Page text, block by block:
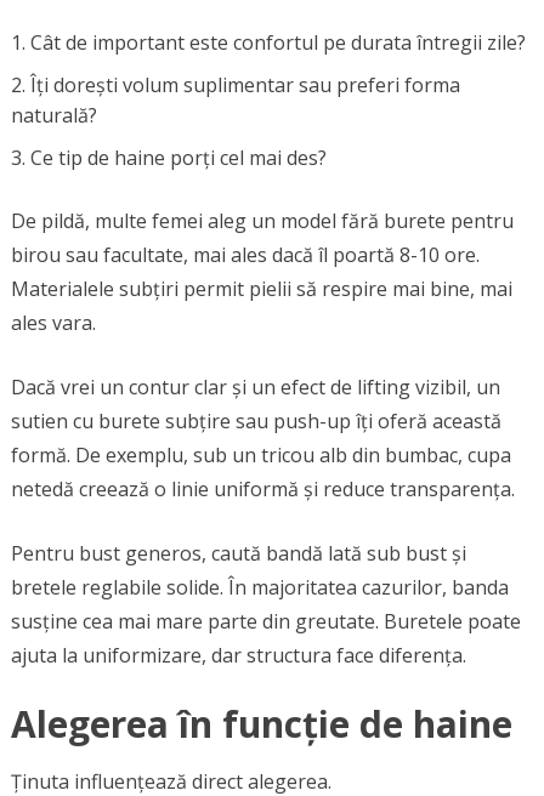
Cât de important este confortul pe durata întregii zile?
Îți dorești volum suplimentar sau preferi forma
naturală?
Ce tip de haine porți cel mai des?
De pildă, multe femei aleg un model fără burete pentru
birou sau facultate, mai ales dacă îl poartă 8-10 ore.
Materialele subțiri permit pielii să respire mai bine, mai
ales vara.
Dacă vrei un contur clar și un efect de lifting vizibil, un
sutien cu burete subțire sau push-up îți oferă această
formă. De exemplu, sub un tricou alb din bumbac, cupa
netedă creează o linie uniformă și reduce transparența.
Pentru bust generos, caută bandă lată sub bust și
bretele reglabile solide. În majoritatea cazurilor, banda
susține cea mai mare parte din greutate. Buretele poate
ajuta la uniformizare, dar structura face diferența.
Alegerea în funcție de haine
Ținuta influențează direct alegerea.